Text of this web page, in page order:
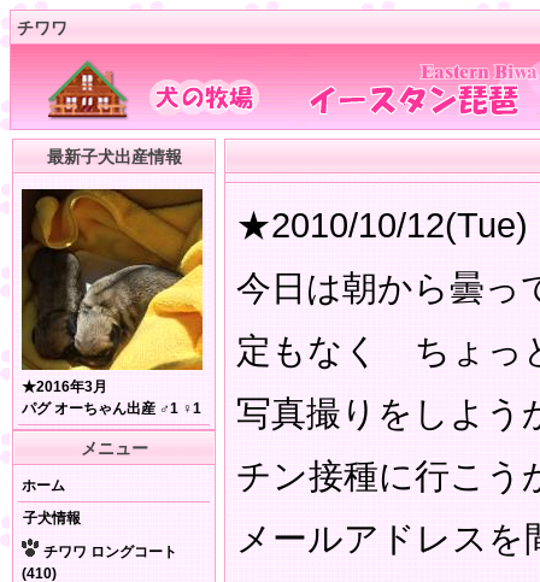
チワワ
最新子犬出産情報
★2016年3月
パグ オーちゃん出産 ♂1 ♀1
メニュー
ホーム
子犬情報
チワワ ロングコート
(410)
★2010/10/12(Tue)
今日は朝から曇っ
定もなく ちょっ
写真撮りをしよ
チン接種に行こ
メールアドレス